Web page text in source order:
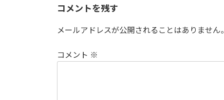
コメントを残す
メールアドレスが公開されることはありません。
コメント ※